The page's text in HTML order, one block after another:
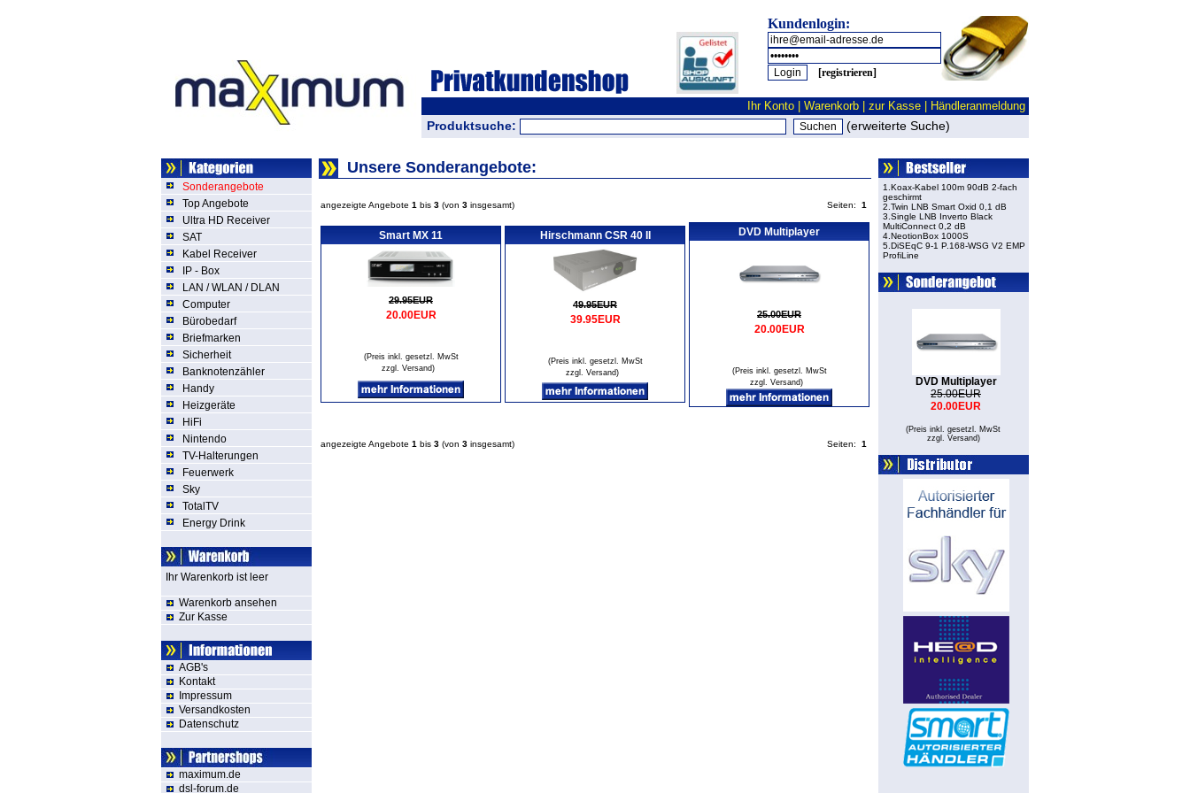
Kundenlogin:
[registrieren]
Ihr Konto Warenkorb zur Kasse Händleranmeldung
Produktsuche: (erweiterte Suche)
Sonderangebote
Top Angebote
Ultra HD Receiver
SAT
Kabel Receiver
IP - Box
LAN / WLAN / DLAN
Computer
Bürobedarf
Briefmarken
Sicherheit
Banknotenzähler
Handy
Heizgeräte
HiFi
Nintendo
TV-Halterungen
Feuerwerk
Sky
TotalTV
Energy Drink
Ihr Warenkorb ist leer
Warenkorb ansehen
Zur Kasse
AGB's
Kontakt
Impressum
Versandkosten
Datenschutz
maximum.de
dsl-forum.de
Unsere Sonderangebote:
angezeigte Angebote 1 bis 3 (von 3 insgesamt) Seiten: 1
Smart MX 11
29.95EUR
20.00EUR
(Preis inkl. gesetzl. MwSt
zzgl. Versand)
Hirschmann CSR 40 II
49.95EUR
39.95EUR
(Preis inkl. gesetzl. MwSt
zzgl. Versand)
DVD Multiplayer
25.00EUR
20.00EUR
(Preis inkl. gesetzl. MwSt
zzgl. Versand)
angezeigte Angebote 1 bis 3 (von 3 insgesamt) Seiten: 1
1.Koax-Kabel 100m 90dB 2-fach
geschirmt
2.Twin LNB Smart Oxid 0,1 dB
3.Single LNB Inverto Black
MultiConnect 0,2 dB
4.NeotionBox 1000S
5.DiSEqC 9-1 P.168-WSG V2 EMP
ProfiLine
DVD Multiplayer
25.00EUR
20.00EUR
(Preis inkl. gesetzl. MwSt
zzgl. Versand)